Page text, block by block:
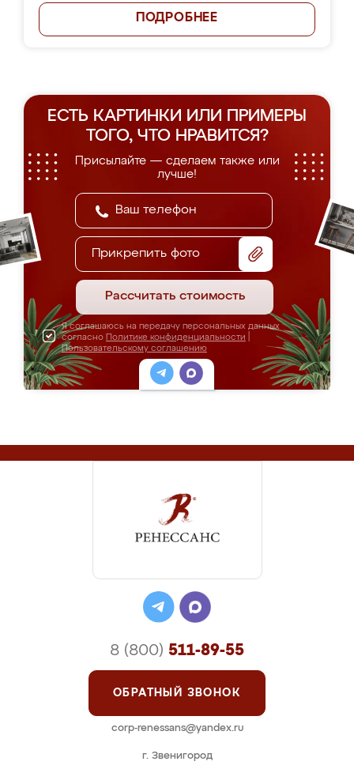
ПОДРОБНЕЕ
ЕСТЬ КАРТИНКИ ИЛИ ПРИМЕРЫ
ТОГО, ЧТО НРАВИТСЯ?
Присылайте — сделаем также или
лучше!
Прикрепить фото
Рассчитать стоимость
Я соглашаюсь на передачу персональных данных
согласно Политике конфиденциальности
Пользовательскому соглашению
г. Звенигород
8 (800) 511-89-55
ОБРАТНЫЙ ЗВОНОК
corp-renessans@yandex.ru